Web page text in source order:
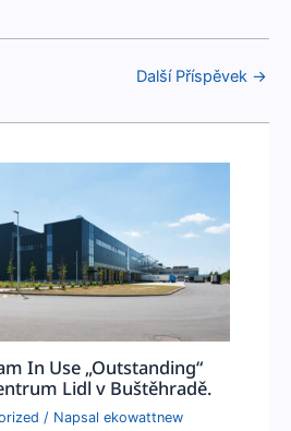
Další Příspěvek →
In Use „Outstanding“
Lidl v Buštěhradě.
/ Napsalekowattnew